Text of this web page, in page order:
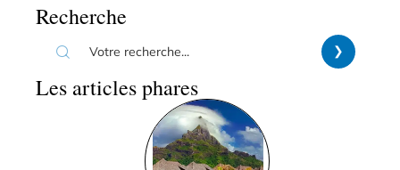
Recherche
Les articles phares